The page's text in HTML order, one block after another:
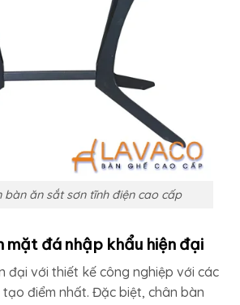
bàn ăn sắt sơn tĩnh điện cao cấp
mặt đá nhập khẩu hiện đại
đại với thiết kế công nghiệp với các
điểm nhất. Đặc biệt, chân bàn